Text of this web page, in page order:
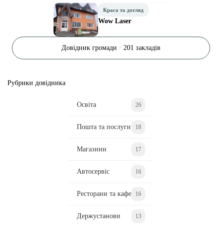
Краса та догляд
Wow Laser
Довідник громади · 201 закладів
Рубрики довідника
Освіта 26
Пошта та послуги 18
Магазини 17
Автосервіс 16
Ресторани та кафе 16
Держустанови 13